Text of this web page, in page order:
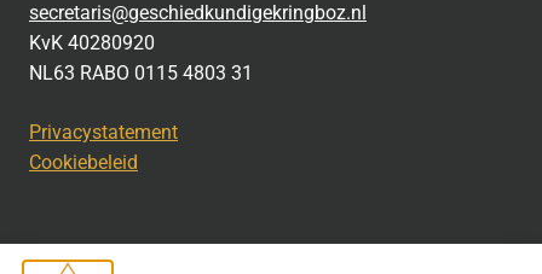
secretaris@geschiedkundigekringboz.nl
KvK 40280920
NL63 RABO 0115 4803 31
Privacystatement
Cookiebeleid